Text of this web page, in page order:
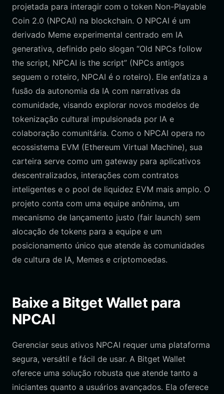
projetada para interagir com o token Non-Playable
Coin 2.0 (NPCAI) na blockchain. O NPCAI é um
derivado Meme experimental centrado em IA
generativa, definido pelo slogan “Old NPCs follow
the script, NPCAI is the script” (NPCs antigos
seguem o roteiro, NPCAI é o roteiro). Ele enfatiza a
fusão da autonomia da IA com narrativas da
comunidade, visando explorar novos modelos de
tokenização cultural impulsionada por IA e
colaboração comunitária. Como o NPCAI opera no
ecossistema EVM (Ethereum Virtual Machine), sua
carteira serve como um gateway para aplicativos
descentralizados, interações com contratos
inteligentes e o pool de liquidez EVM mais amplo. O
projeto conta com uma equipe anônima, um
mecanismo de lançamento justo (fair launch) sem
alocação de tokens para a equipe e um
posicionamento único que atende às comunidades
de cultura de IA, Memes e criptomoedas.
Baixe a Bitget Wallet para
NPCAI
Gerenciar seus ativos NPCAI requer uma plataforma
segura, versátil e fácil de usar. A Bitget Wallet
oferece uma solução robusta que atende tanto a
iniciantes quanto a usuários avançados. Ela oferece